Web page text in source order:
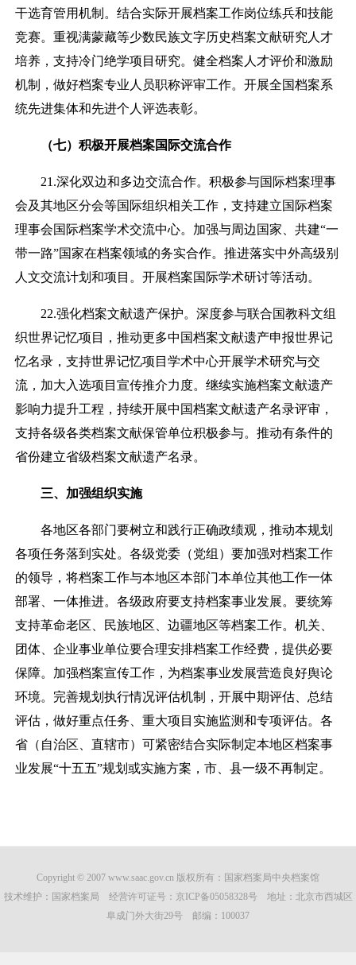
干选育管用机制。结合实际开展档案工作岗位练兵和技能
竞赛。重视满蒙藏等少数民族文字历史档案文献研究人才
培养，支持冷门绝学项目研究。健全档案人才评价和激励
机制，做好档案专业人员职称评审工作。开展全国档案系
统先进集体和先进个人评选表彰。
（七）积极开展档案国际交流合作
21.深化双边和多边交流合作。积极参与国际档案理事
会及其地区分会等国际组织相关工作，支持建立国际档案
理事会国际档案学术交流中心。加强与周边国家、共建“一
带一路”国家在档案领域的务实合作。推进落实中外高级别
人文交流计划和项目。开展档案国际学术研讨等活动。
22.强化档案文献遗产保护。深度参与联合国教科文组
织世界记忆项目，推动更多中国档案文献遗产申报世界记
忆名录，支持世界记忆项目学术中心开展学术研究与交
流，加大入选项目宣传推介力度。继续实施档案文献遗产
影响力提升工程，持续开展中国档案文献遗产名录评审，
支持各级各类档案文献保管单位积极参与。推动有条件的
省份建立省级档案文献遗产名录。
三、加强组织实施
各地区各部门要树立和践行正确政绩观，推动本规划
各项任务落到实处。各级党委（党组）要加强对档案工作
的领导，将档案工作与本地区本部门本单位其他工作一体
部署、一体推进。各级政府要支持档案事业发展。要统筹
支持革命老区、民族地区、边疆地区等档案工作。机关、
团体、企业事业单位要合理安排档案工作经费，提供必要
保障。加强档案宣传工作，为档案事业发展营造良好舆论
环境。完善规划执行情况评估机制，开展中期评估、总结
评估，做好重点任务、重大项目实施监测和专项评估。各
省（自治区、直辖市）可紧密结合实际制定本地区档案事
业发展“十五五”规划或实施方案，市、县一级不再制定。
Copyright © 2007 www.saac.gov.cn 版权所有：国家档案局中央档案馆
技术维护：国家档案局 经营许可证号： 京ICP备05058328号地址：北京市西城区
阜成门外大街29号 邮编：100037